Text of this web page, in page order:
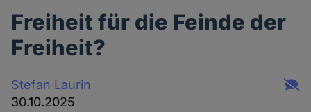
Freiheit für die Feinde der
Freiheit?
Stefan Laurin
30.10.2025